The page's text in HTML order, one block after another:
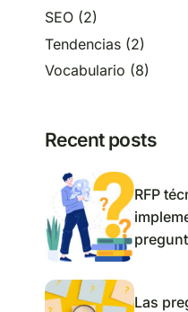
SEO (2)
Tendencias (2)
Vocabulario (8)
Recent posts
RFP
Las